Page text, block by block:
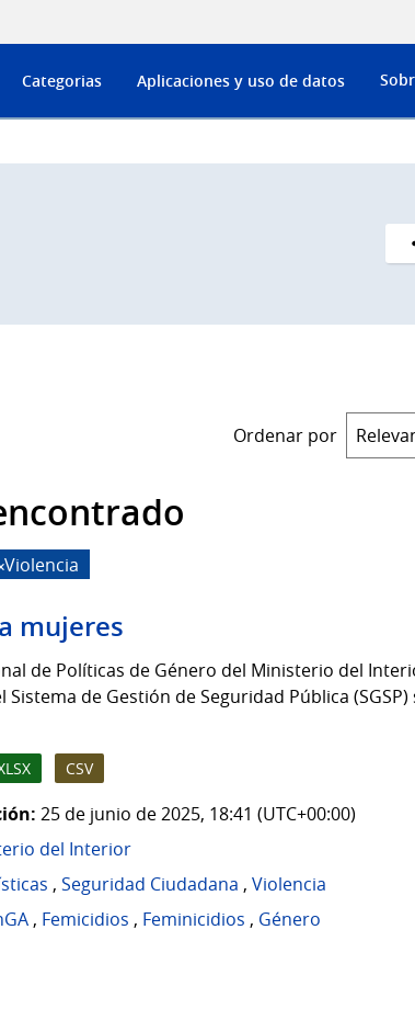
Categorias Aplicaciones y uso de datos
Ordenar por
Violencia
mujeres
de Políticas de Género del Ministerio del
de Gestión de Seguridad Pública
CSV
25 de junio de 2025, 18:41 (UTC+00:00)
del Interior
, Seguridad Ciudadana , Violencia
, Femicidios , Feminicidios , Género